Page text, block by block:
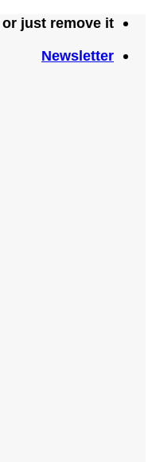
تخطيjust remove it...
Newsletter